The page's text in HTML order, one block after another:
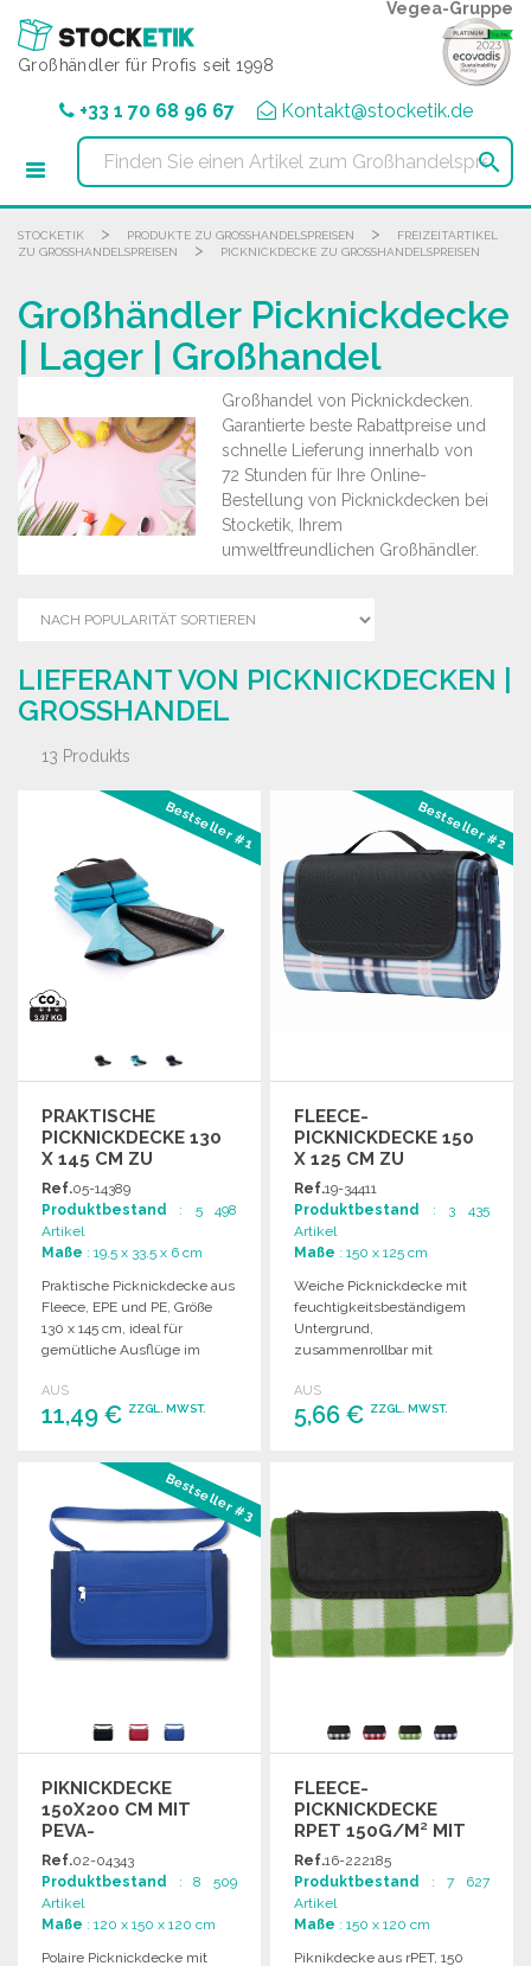
Großhändler für Profis seit 1998
Vegea-Gruppe
+33 1 70 68 96 67 Kontakt@stocketik.de

STOCKETIK > PRODUKTE ZU GROSSHANDELSPREISEN >
FREIZEITARTIKEL
ZU GROSSHANDELSPREISEN
> PICKNICKDECKE ZU GROSSHANDELSPREISEN
Großhändler Picknickdecke
| Lager | Großhandel
Großhandel von Picknickdecken.
Garantierte beste Rabattpreise und
schnelle Lieferung innerhalb von
72 Stunden für Ihre Online-
Bestellung von Picknickdecken bei
Stocketik, Ihrem
umweltfreundlichen Großhändler.
LIEFERANT VON PICKNICKDECKEN |
GROSSHANDEL
13 Produkts
Bestseller #1
PRAKTISCHE
PICKNICKDECKE 130
X 145 CM ZU
GROSSHANDELSPREISEN
Ref.05-14389
Produktbestand : 5 498
Artikel
Maße : 19.5 x 33.5 x 6 cm
Praktische Picknickdecke aus
Fleece, EPE und PE, Größe
130 x 145 cm, ideal für
gemütliche Ausflüge im
AUS
11,49 € ZZGL. MWST.
BESTELLEN
Angebot anfordern
Bestseller #2
FLEECE-
PICKNICKDECKE 150
X 125 CM ZU
GROSSHANDELSPREISEN
Ref.19-34411
Produktbestand : 3 435
Artikel
Maße : 150 x 125 cm
Weiche Picknickdecke mit
feuchtigkeitsbeständigem
Untergrund,
zusammenrollbar mit
125 cm, Gewicht: 0,454 kg.
AUS
5,66 € ZZGL. MWST.
Bestseller #3
PIKNICKDECKE
150X200 CM MIT
PEVA-
BESCHICHTUNG
Ref.02-04343
Produktbestand : 8 509
Artikel
Maße : 120 x 150 x 120 cm
Polaire Picknickdecke mit
FLEECE-
PICKNICKDECKE
RPET 150G/M² MIT
TASCHE
Ref.16-222185
Produktbestand : 7 627
Artikel
Maße : 150 x 120 cm
Piknikdecke aus rPET, 150